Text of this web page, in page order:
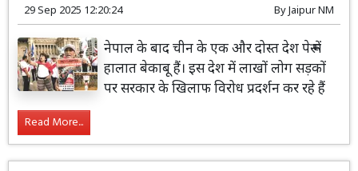
29 Sep 2025 12:20:24 ByJaipur NM
नेपाल के बाद चीन के एक और दोस्त देश पेरू में
हालात बेकाबू हैं। इस देश में लाखों लोग सड़कों
पर सरकार के खिलाफ विरोध प्रदर्शन कर रहे हैं
Read More...